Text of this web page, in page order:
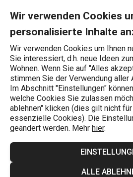
Wir verwenden Cookies
personalisierte Inhalte
Wir verwenden Cookies um Ihnen
Sie interessiert, d.h. neue Ideen
Wohnen. Wenn Sie auf "Alles
stimmen Sie der Verwendung aller
Im Abschnitt "Einstellungen"
welche Cookies Sie zulassen
ablehnen" klicken (dies gilt nicht
essenzielle Cookies). Die
geändert werden. Mehr hier.
ALLE
Wonach suchen Sie?
Backen
Bräter
Ganz aus Edelstahl, ganz aus Glas
Kombinationspfanne mit
bieten
einzigartige Glas-Backform mit
hitzebeständigen Füßen. Dank der